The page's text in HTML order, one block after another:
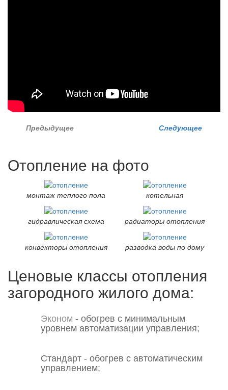
Предыдущее Следующее
Отопление на фото
монтаж теплого пола котельная
гидравлическая схема радиаторы отопления
конвекторы отопления разводка воды по дому
Ценовые классы отопления
загородного жилого дома:
Эконом - обогрев с минимальным
уровнем автоматизации управления;
Стандарт - обогрев с автоматическим
управлением;